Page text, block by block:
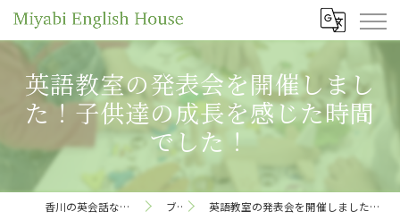
英語教室の発表会を開催しまし
た！子供達の成長を感じた時間
でした！
香川の英会話ならMiyabi English House ブログ 英語教室の発表会を開催しました！子供達の成長を感じた時間でした！